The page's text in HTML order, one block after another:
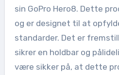
sin GoPro Hero8. Dette
og er designet til at
standarder. Det er
sikrer en holdbar og
være sikker på, at dette